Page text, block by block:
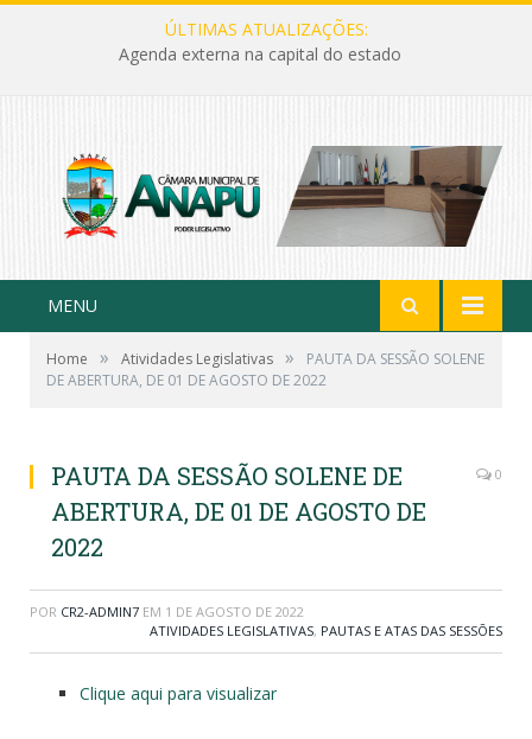
ÚLTIMAS ATUALIZAÇÕES:
Agenda externa na capital do estado
MENU
Home » Atividades Legislativas »
PAUTA DA SESSÃO SOLENE
DE ABERTURA, DE 01 DE AGOSTO DE 2022
PAUTA DA SESSÃO SOLENE DE
ABERTURA, DE 01 DE AGOSTO DE
2022
0
POR CR2-ADMIN7 EM 1 DE AGOSTO DE 2022
ATIVIDADES LEGISLATIVAS, PAUTAS E ATAS DAS SESSÕES
Clique aqui para visualizar